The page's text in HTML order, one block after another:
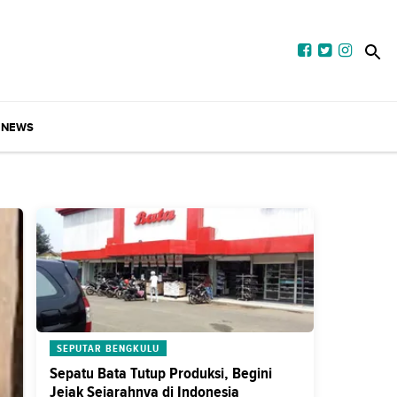
NEWS
SEPUTAR BENGKULU
Sepatu Bata Tutup Produksi, Begini
Jejak Sejarahnya di Indonesia